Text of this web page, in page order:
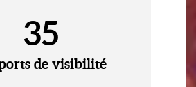
35
de visibilité